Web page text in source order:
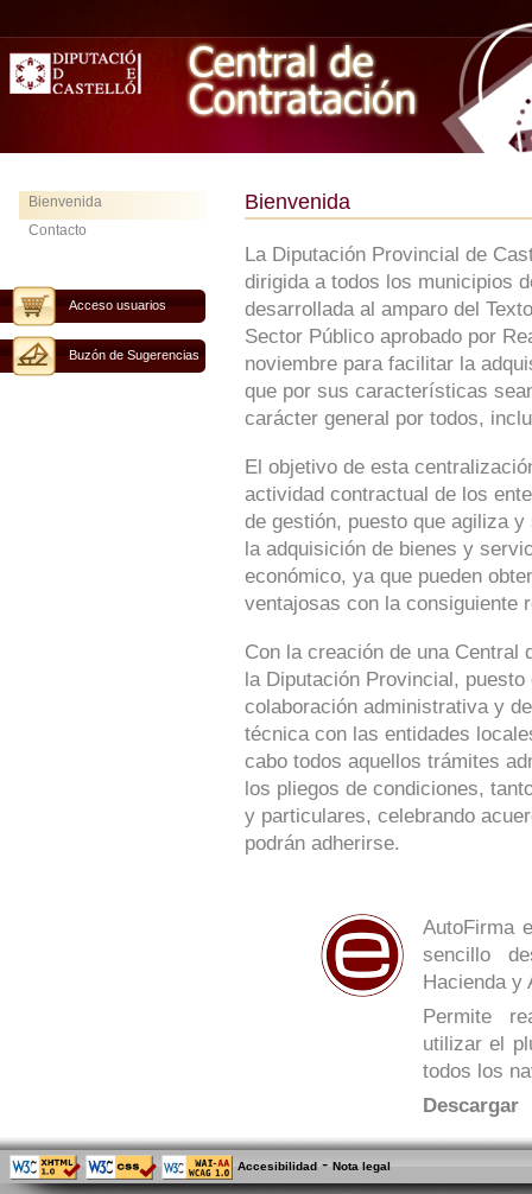
Bienvenida
Contacto
Acceso usuarios
Buzón de Sugerencias
Bienvenida
La Diputación Provincial de
dirigida a todos los municipios
desarrollada al amparo del
Sector Público aprobado por
noviembre para facilitar la
que por sus características
carácter general por todos,
El objetivo de esta
actividad contractual de los
de gestión, puesto que agiliza
la adquisición de bienes y
económico, ya que pueden
ventajosas con la consiguiente
Con la creación de una Central
la Diputación Provincial,
colaboración administrativa y
técnica con las entidades
cabo todos aquellos trámites
los pliegos de condiciones,
y particulares, celebrando
podrán adherirse.
AutoFirma
sencillo
Hacienda y
Permite
utilizar el
todos los
Descargar
Accesibilidad - Nota legal